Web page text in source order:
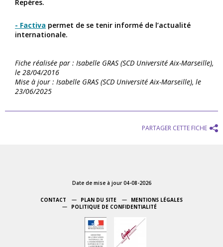
Repères.
- Factiva permet de se tenir informé de l’actualité
internationale.
Fiche réalisée par : Isabelle GRAS (SCD Université Aix-Marseille),
le 28/04/2016
Mise à jour : Isabelle GRAS (SCD Université Aix-Marseille), le
23/06/2025
PARTAGER CETTE FICHE
Date de mise à jour 04-08-2026
CONTACT PLAN DU SITE
MENTIONS LÉGALES
POLITIQUE DE CONFIDENTIALITÉ